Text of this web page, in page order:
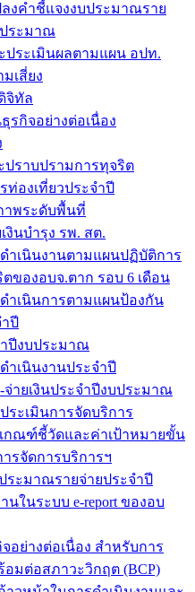
งคำชี้แจงงบประมาณราย
ประมาณ
ประเมินผลตามแผน อปท.
เสี่ยง
จิทัล
รกิจอย่างต่อเนื่อง
ปราบปรามการทุจริต
ท่องเที่ยวประจำปี
พระดับพื้นที่
งินบำรุง รพ. สต.
ำเนินงานตามแผนปฏิบัติการ
ของอบจ.ตาก รอบ 6 เดือน
ำเนินการตามแผนป้องกัน
ปี
ปีงบประมาณ
ำเนินงานประจำปี
จ่ายเงินประจำปีงบประมาณ
ระเมินการจัดบริการ
กณฑ์ชี้วัดและค่าเป้าหมายขั้น
รจัดการบริการฯ
ระมาณรายจ่ายประจำปี
นในระบบ e-report ของอบ
อย่างต่อเนื่อง สำหรับการ
มต่อสภาวะวิกฤต (BCP)